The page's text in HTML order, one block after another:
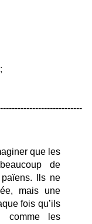
que les
de
Ils ne
mais une
fois qu’ils
comme les